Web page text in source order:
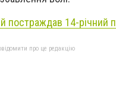
постраждав 14-річний
про це редакцію